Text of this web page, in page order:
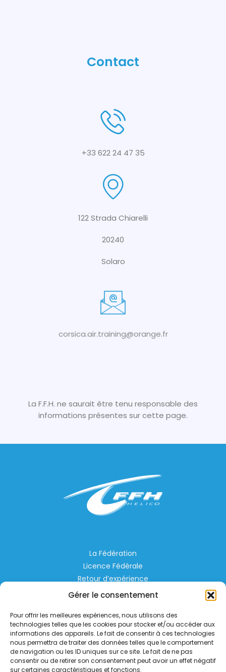
Gérer le consentement
Pour offrir les meilleures expériences, nous utilisons des
technologies telles que les cookies pour stocker et/ou accéder aux
informations des appareils. Le fait de consentir à ces technologies
nous permettra de traiter des données telles que le comportement
de navigation ou les ID uniques sur ce site. Le fait de ne pas
consentir ou de retirer son consentement peut avoir un effet négatif
sur certaines caractéristiques et fonctions.
Contact
+33 622 24 47 35
122 Strada Chiarelli
20240
Solaro
corsica.air.training@orange.fr
La F.F.H. ne saurait être tenu responsable des
informations présentes sur cette page.
La Fédération
Licence Fédérale
Retour d’expérience
Espace Privé
Liens Utiles
Aérodrome de Lognes Emerainville
77185 LOGNES
contact@helico.org